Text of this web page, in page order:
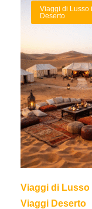
Viaggi di Lusso
Deserto
Viaggi di Lusso
Viaggi Deserto